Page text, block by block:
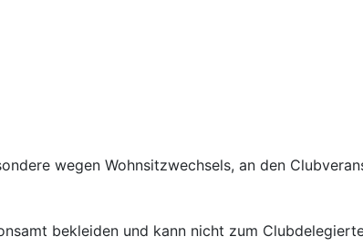
wegen Wohnsitzwechsels, an den
bekleiden und kann nicht zum